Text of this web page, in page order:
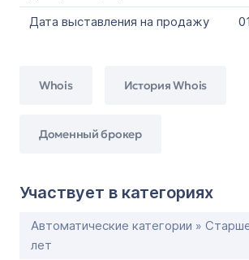
Дата выставления на продажу
Whois История Whois
Доменный брокер
Участвует в категориях
Автоматические категории »
лет